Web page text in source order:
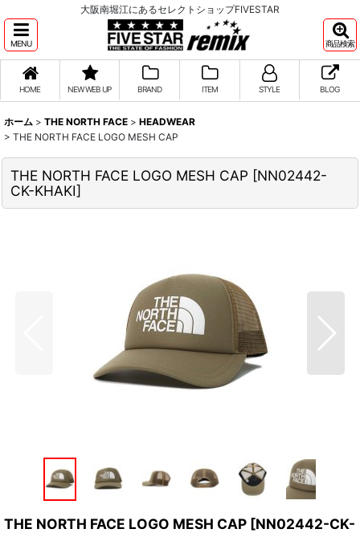
大阪南堀江にあるセレクトショップFIVESTAR
MENU 商品検索
HOME NEW WEB UP BRAND ITEM STYLE BLOG
ホーム > THE NORTH FACE > HEADWEAR
> THE NORTH FACE LOGO MESH CAP
THE NORTH FACE LOGO MESH CAP [NN02442-
CK-KHAKI]
THE NORTH FACE LOGO MESH CAP [NN02442-CK-